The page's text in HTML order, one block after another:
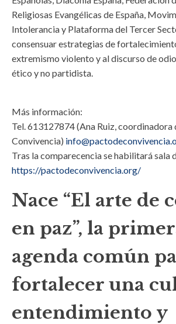
Religiosas Evangélicas de España,
Intolerancia y Plataforma del Tercer
consensuar estrategias de
extremismo violento y al discurso de
ético y no partidista.
Más información:
Tel. 613127874 (Ana Ruiz, coordinadora
Convivencia)
Tras la comparecencia se habilitará sala
https://pactodeconvivencia.org/
Nace “El arte de
en paz”, la
agenda común
fortalecer una
entendimiento y